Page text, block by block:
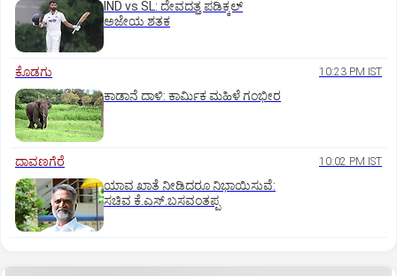
IND vs SL: ದೇವದತ್ತ ಪಡಿಕ್ಕಲ್‌
ಅಜೇಯ ಶತಕ
ಕೊಡಗು 10:23 PM IST
ಕಾಡಾನೆ ದಾಳಿ: ಕಾರ್ಮಿಕ ಮಹಿಳೆ ಗಂಭೀರ
ದಾವಣಗೆರೆ 10:02 PM IST
ಯಾವ ಖಾತೆ ನೀಡಿದರೂ ನಿಭಾಯಿಸುವೆ:
ಸಚಿವ ಕೆ.ಎಸ್.ಬಸವಂತಪ್ಪ